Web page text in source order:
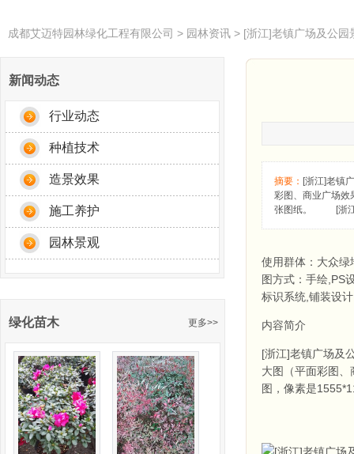
成都艾迈特园林绿化工程有限公司 > 园林资讯 > [浙江]老镇广场及公园
新闻动态
行业动态
种植技术
造景效果
施工养护
园林景观
摘要： [浙江]老镇
彩图、商业广场效
张图纸。 [浙江]
使用群体：大众
图方式：手绘,PS
标识系统,铺装设
内容简介
[浙江]老镇广场及
大图（平面彩图
图，像素是
绿化苗木 更多>>